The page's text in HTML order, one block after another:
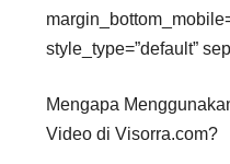
style_type=”default”
Mengapa
Video di Visorra.com?